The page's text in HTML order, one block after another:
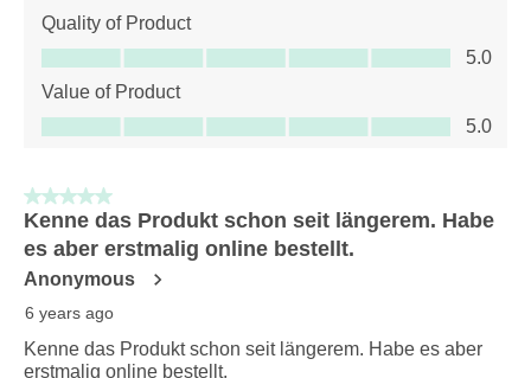
Quality of Product
Quality of Product, 5.0 out of 5
5.0
Value of Product
Value of Product, 5.0 out of 5
5.0
5 out of 5 stars.
Kenne das Produkt schon seit längerem. Habe
es aber erstmalig online bestellt.
Anonymous
6 years ago
Kenne das Produkt schon seit längerem. Habe es aber
erstmalig online bestellt.